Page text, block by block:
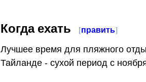
Когда ехать [править]
Лучшее время для пляжного
Тайланде - сухой период с